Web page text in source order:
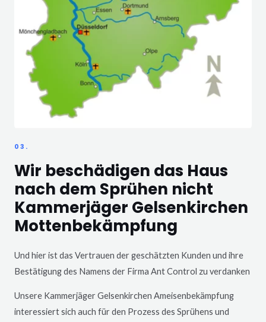
03.
Wir beschädigen das Haus
nach dem Sprühen nicht
Kammerjäger Gelsenkirchen
Mottenbekämpfung
Und hier ist das Vertrauen der geschätzten Kunden und ihre
Bestätigung des Namens der Firma Ant Control zu verdanken
Unsere KammerjägerGelsenkirchen Ameisenbekämpfung
interessiert sich auch für den Prozess des Sprühens und